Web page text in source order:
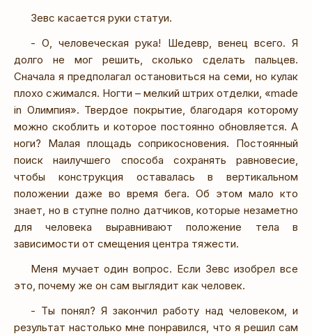
Зевс касается руки статуи.
- О, человеческая рука! Шедевр, венец всего. Я
долго не мог решить, сколько сделать пальцев.
Сначала я предполагал остановиться на семи, но кулак
плохо сжимался. Ногти – мелкий штрих отделки, «made
in Олимпия». Твердое покрытие, благодаря которому
можно скоблить и которое постоянно обновляется. А
ноги? Малая площадь соприкосновения. Постоянный
поиск наилучшего способа сохранять равновесие,
чтобы конструкция оставалась в вертикальном
положении даже во время бега. Об этом мало кто
знает, но в ступне полно датчиков, которые незаметно
для человека выравнивают положение тела в
зависимости от смещения центра тяжести.
Меня мучает один вопрос. Если Зевс изобрел все
это, почему же он сам выглядит как человек.
- Ты понял? Я закончил работу над человеком, и
результат настолько мне понравился, что я решил сам